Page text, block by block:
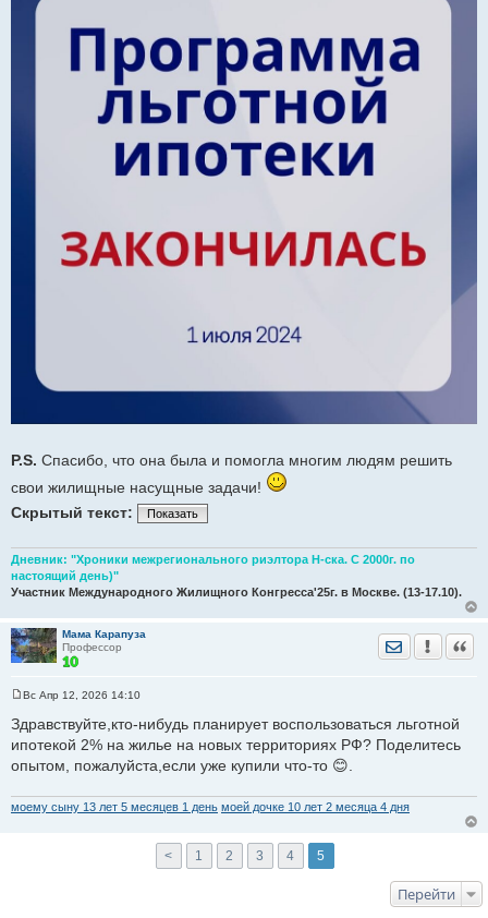
P.S. Спасибо, что она была и помогла многим людям решить
свои жилищные насущные задачи!
Скрытый текст:
Показать
Дневник: "Хроники межрегионального риэлтора Н-ска. С 2000г. по
настоящий день)"
Участник Международного Жилищного Конгресса'25г. в Москве. (13-17.10).
Мама Карапуза
Профессор
Отправить
о
б
е
и
е
Вс Апр 12, 2026 14:10
Здравствуйте,кто-нибудь планирует воспользоваться льготной
ипотекой 2% на жилье на новых территориях РФ? Поделитесь
опытом, пожалуйста,если уже купили что-то 😊.
моему сыну 13 лет 5 месяцев 1 день моей дочке 10 лет 2 месяца 4 дня
< 1 2 3 4 5
Перейти